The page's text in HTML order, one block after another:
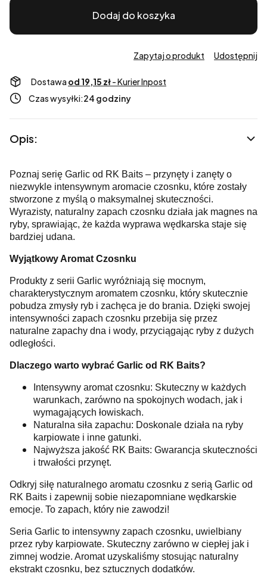
Dodaj do koszyka
Zapytaj o produkt Udostępnij
Dostawa od 19,15 zł- Kurier Inpost
Czas wysyłki:24 godziny
Opis:
Poznaj serię Garlic od RK Baits – przynęty i zanęty o
niezwykle intensywnym aromacie czosnku, które zostały
stworzone z myślą o maksymalnej skuteczności.
Wyrazisty, naturalny zapach czosnku działa jak magnes na
ryby, sprawiając, że każda wyprawa wędkarska staje się
bardziej udana.
Wyjątkowy Aromat Czosnku
Produkty z serii Garlic wyróżniają się mocnym,
charakterystycznym aromatem czosnku, który skutecznie
pobudza zmysły ryb i zachęca je do brania. Dzięki swojej
intensywności zapach czosnku przebija się przez
naturalne zapachy dna i wody, przyciągając ryby z dużych
odległości.
Dlaczego warto wybrać Garlic od RK Baits?
Intensywny aromat czosnku: Skuteczny w każdych
warunkach, zarówno na spokojnych wodach, jak i
wymagających łowiskach.
Naturalna siła zapachu: Doskonale działa na ryby
karpiowate i inne gatunki.
Najwyższa jakość RK Baits: Gwarancja skuteczności
i trwałości przynęt.
Odkryj siłę naturalnego aromatu czosnku z serią Garlic od
RK Baits i zapewnij sobie niezapomniane wędkarskie
emocje. To zapach, który nie zawodzi!
Seria Garlic to intensywny zapach czosnku, uwielbiany
przez ryby karpiowate. Skuteczny zarówno w ciepłej jak i
zimnej wodzie. Aromat uzyskaliśmy stosując naturalny
ekstrakt czosnku, bez sztucznych dodatków.